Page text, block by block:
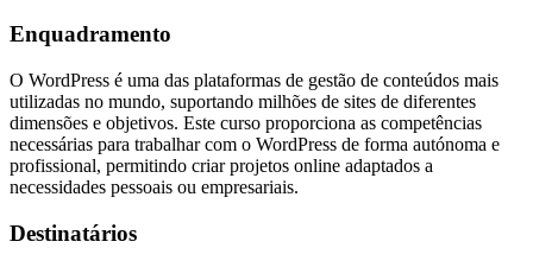
Enquadramento
O WordPress é uma das plataformas de gestão de conteúdos mais
utilizadas no mundo, suportando milhões de sites de diferentes
dimensões e objetivos. Este curso proporciona as competências
necessárias para trabalhar com o WordPress de forma autónoma e
profissional, permitindo criar projetos online adaptados a
necessidades pessoais ou empresariais.
Destinatários